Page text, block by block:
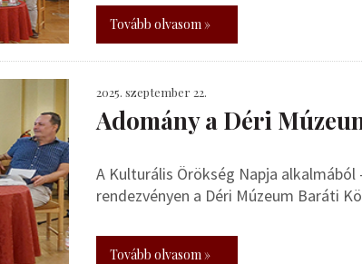
Tovább olvasom »
2025. szeptember 22.
Adomány a Déri
A Kulturális Örökség Napja
rendezvényen a Déri Múzeum Baráti
Tovább olvasom »